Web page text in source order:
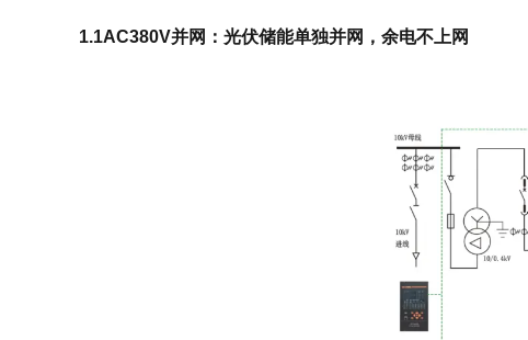
1.1AC380V并网：光伏储能单独并网，余电不上网